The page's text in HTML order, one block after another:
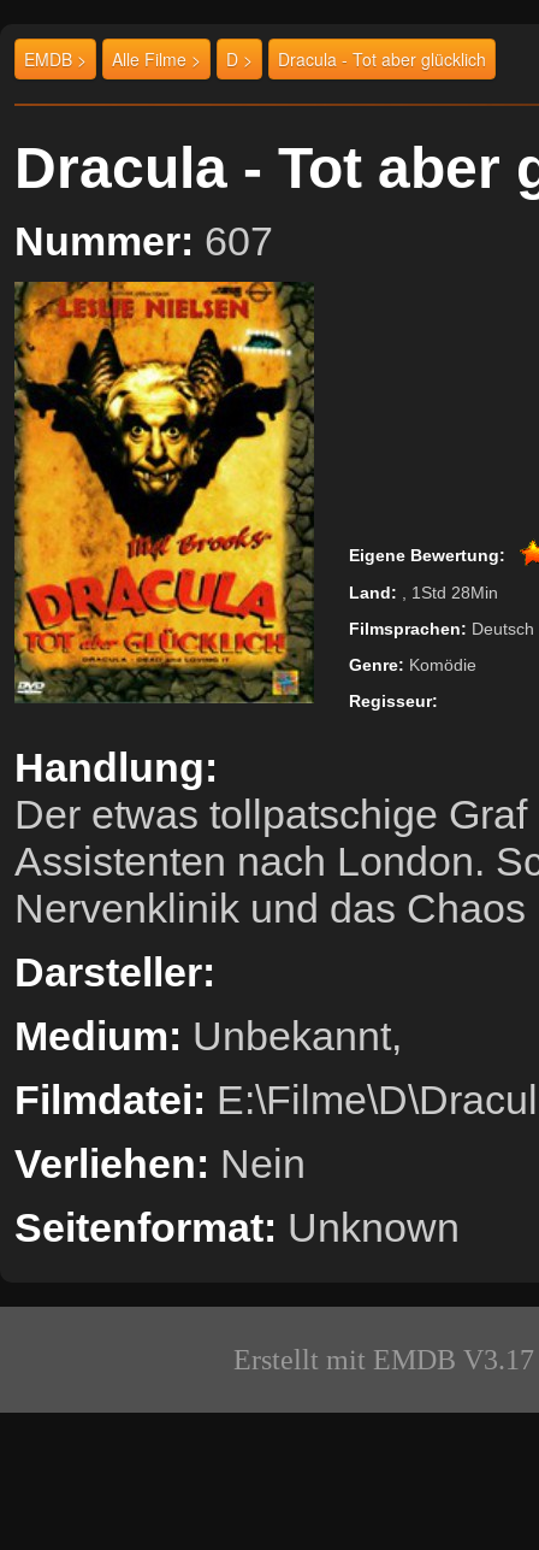
EMDB > Alle Filme > D > Dracula - Tot aber glücklich
Dracula - Tot
Nummer: 607
Eigene Bewertung:
Land: , 1Std 28Min
Filmsprachen: Deutsch
Genre: Komödie
Regisseur:
Handlung:
Der etwas tollpatschige
Assistenten nach London.
Nervenklinik und das
Darsteller:
Medium: Unbekannt,
Filmdatei:
Verliehen: Nein
Seitenformat: Unknown
Erstellt mit EMDB V3.17